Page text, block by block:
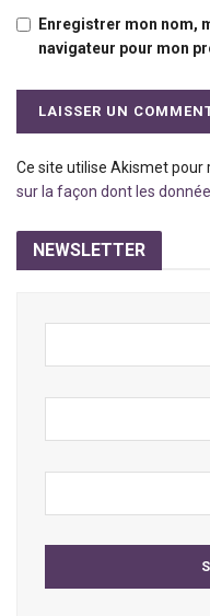
Enregistrer mon nom,
navigateur pour mon
Ce site utilise Akismet pour
sur la façon dont les
NEWSLETTER